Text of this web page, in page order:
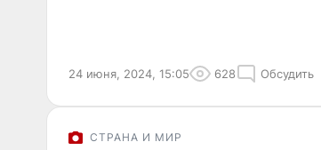
24 июня, 2024, 15:05 628 Обсудить
СТРАНА И МИР